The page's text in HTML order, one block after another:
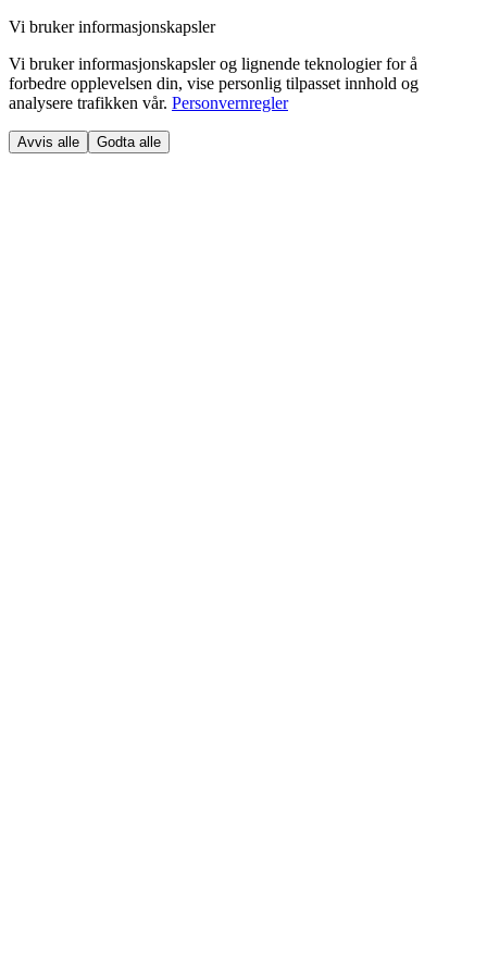
Vi bruker informasjonskapsler
Vi bruker informasjonskapsler og lignende teknologier for å
forbedre opplevelsen din, vise personlig tilpasset innhold og
analysere trafikken vår. Personvernregler
Avvis alle Godta alle